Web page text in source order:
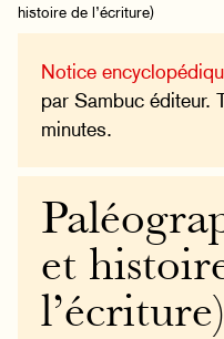
histoire de l’écriture)
Notice
par Sambuc éditeur.
minutes.
et
l’écriture)